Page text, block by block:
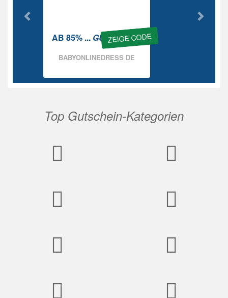
ZEIGE CODE
AB 85% ... GUTSCHEIN
BABYONLINEDRESS DE
Top Gutschein-Kategorien